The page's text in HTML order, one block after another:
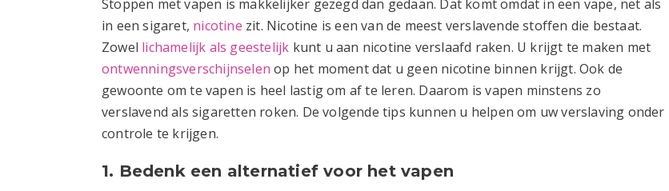
Stoppen met vapen is makkelijker gezegd dan gedaan. Dat komt omdat in een vape, net als
in een sigaret, nicotine zit. Nicotine is een van de meest verslavende stoffen die bestaat.
Zowel lichamelijk als geestelijk kunt u aan nicotine verslaafd raken. U krijgt te maken met
ontwenningsverschijnselen op het moment dat u geen nicotine binnen krijgt. Ook de
gewoonte om te vapen is heel lastig om af te leren. Daarom is vapen minstens zo
verslavend als sigaretten roken. De volgende tips kunnen u helpen om uw verslaving onder
controle te krijgen.
1. Bedenk een alternatief voor het vapen